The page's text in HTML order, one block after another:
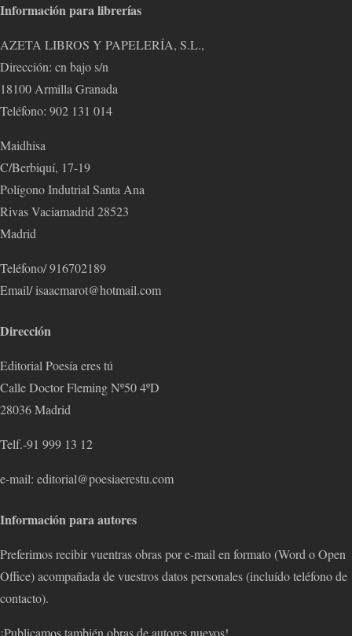
Información para librerías
AZETA LIBROS Y PAPELERÍA, S.L.,
Dirección: cn bajo s/n
18100 Armilla Granada
Teléfono: 902 131 014
Maidhisa
C/Berbiquí, 17-19
Polígono Indutrial Santa Ana
Rivas Vaciamadrid 28523
Madrid
Teléfono/ 916702189
Email/ isaacmarot@hotmail.com
Dirección
Editorial Poesía eres tú
Calle Doctor Fleming Nº50 4ºD
28036 Madrid
Telf.-91 999 13 12
e-mail: editorial@poesiaerestu.com
Información para autores
Preferimos recibir vuentras obras por e-mail en formato (Word o Open
Office) acompañada de vuestros datos personales (incluído teléfono de
contacto).
¡Publicamos también obras de autores nuevos!